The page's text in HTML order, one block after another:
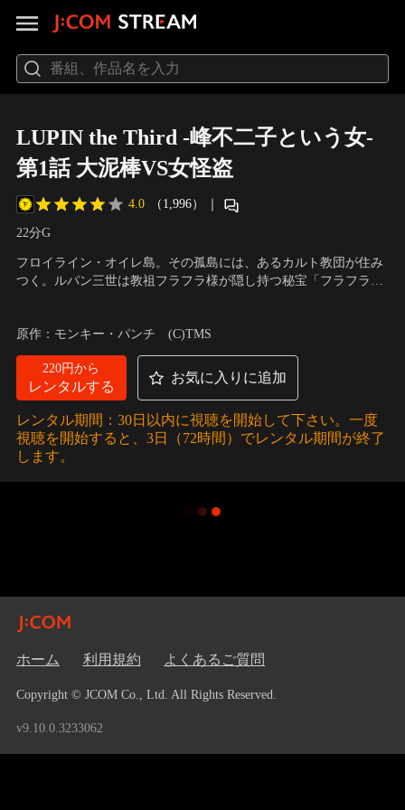
LUPIN the Third -峰不二子という女-
第1話 大泥棒VS女怪盗
4.0 （1,996） ｜
22分G
フロイライン・オイレ島。その孤島には、あるカルト教団が住み
つく。ルパン三世は教祖フラフラ様が隠し持つ秘宝「フラフラの
形警部）
原作：モンキー・パンチ (C)TMS
220円から
レンタルする
お気に入りに追加
レンタル期間：30日以内に視聴を開始して下さい。一度
視聴を開始すると、3日（72時間）でレンタル期間が終了
します。
ホーム 利用規約 よくあるご質問
Copyright © JCOM Co., Ltd. All Rights Reserved.
v9.10.0.3233062